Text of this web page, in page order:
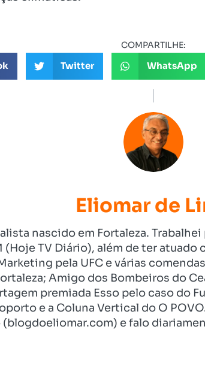
COMPARTILHE:
Twitter WhatsApp
Eliomar de
nascido em Fortaleza.
(Hoje TV Diário), além de ter
pela UFC e várias
Amigo dos Bombeiros do
premiada Esso pelo caso do
e a Coluna Vertical do O
e falo